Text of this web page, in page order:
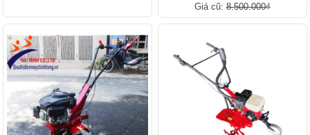
Giá cũ: 8.500.000₫